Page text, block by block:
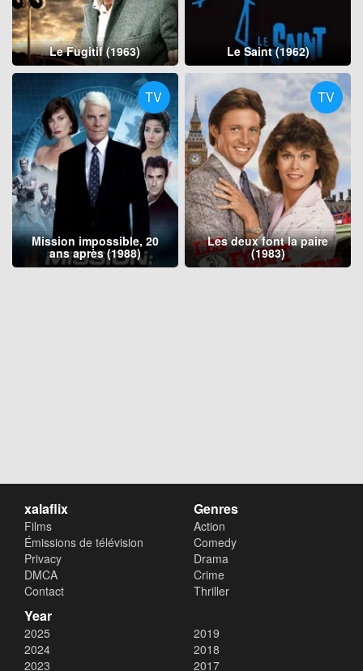
Le Fugitif (1963) Le Saint (1962)
TV
Mission impossible, 20
ans après (1988)
TV
Les deux font la paire
(1983)
xalaflix
Films
Émissions de télévision
Privacy
DMCA
Contact
Genres
Action
Comedy
Drama
Crime
Thriller
Year
2025
2024
2023
2019
2018
2017